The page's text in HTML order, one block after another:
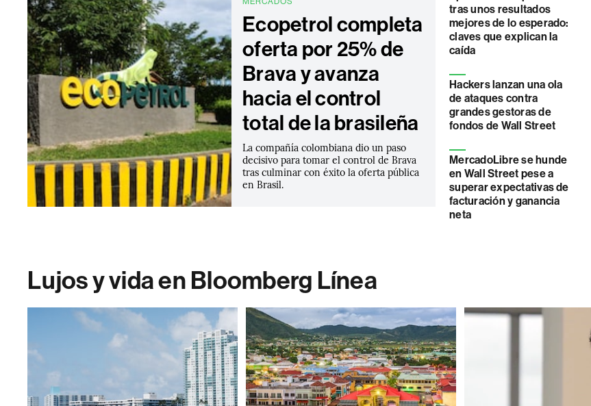
Ecopetrol completa
oferta por 25% de
Brava y avanza
hacia el control
total de la brasileña
La compañía colombiana dio un paso
decisivo para tomar el control de Brava
tras culminar con éxito la oferta pública
en Brasil.
tras unos resultados
mejores de lo esperado:
claves que explican la
caída
Hackers lanzan una ola
de ataques contra
grandes gestoras de
fondos de Wall Street
MercadoLibre se hunde
en Wall Street pese a
superar expectativas de
facturación y ganancia
neta
Lujos y vida en Bloomberg Línea